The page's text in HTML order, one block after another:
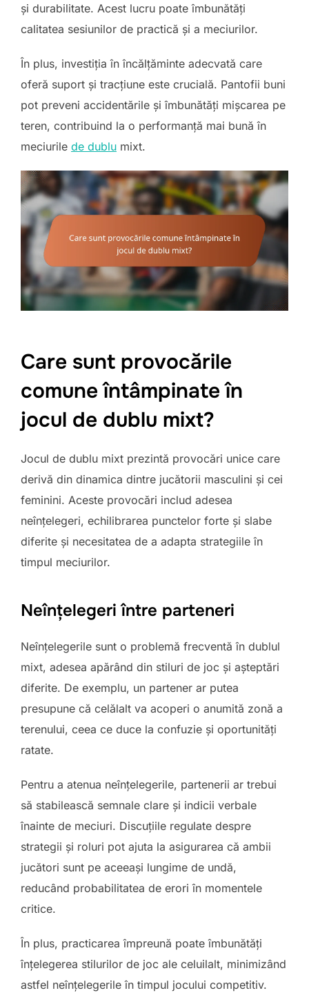
și durabilitate. Acest lucru poate îmbunătăți
calitatea sesiunilor de practică și a meciurilor.
În plus, investiția în încălțăminte adecvată care
oferă suport și tracțiune este crucială. Pantofii buni
pot preveni accidentările și îmbunătăți mișcarea pe
teren, contribuind la o performanță mai bună în
meciurile de dublu mixt.
Care sunt provocările
comune întâmpinate în
jocul de dublu mixt?
Jocul de dublu mixt prezintă provocări unice care
derivă din dinamica dintre jucătorii masculini și cei
feminini. Aceste provocări includ adesea
neînțelegeri, echilibrarea punctelor forte și slabe
diferite și necesitatea de a adapta strategiile în
timpul meciurilor.
Neînțelegeri între parteneri
Neînțelegerile sunt o problemă frecventă în dublul
mixt, adesea apărând din stiluri de joc și așteptări
diferite. De exemplu, un partener ar putea
presupune că celălalt va acoperi o anumită zonă a
terenului, ceea ce duce la confuzie și oportunități
ratate.
Pentru a atenua neînțelegerile, partenerii ar trebui
să stabilească semnale clare și indicii verbale
înainte de meciuri. Discuțiile regulate despre
strategii și roluri pot ajuta la asigurarea că ambii
jucători sunt pe aceeași lungime de undă,
reducând probabilitatea de erori în momentele
critice.
În plus, practicarea împreună poate îmbunătăți
înțelegerea stilurilor de joc ale celuilalt, minimizând
astfel neînțelegerile în timpul jocului competitiv.